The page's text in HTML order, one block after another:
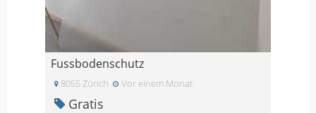
Fussbodenschutz
8055 Zürich Vor einem Monat
Gratis